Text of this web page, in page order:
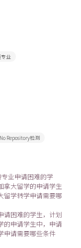
业
No Repository检测
业申请困难的学
拿大留学的申请学生
留学转学申请需要哪
请困难的学生，计划
的申请学生中，申请
申请需要哪些条件